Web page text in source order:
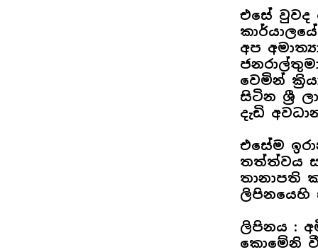
එසේ වුවද
අප
වෙමින්
සිටින ශ්‍රී
දැඩි
එසේම
තත්ත්වය
තානාපති
ලිපිනයෙහි
ලිපිනය :
කොමේනි